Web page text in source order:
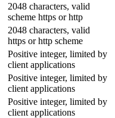
2048 characters, valid
scheme https or http
2048 characters, valid
https or http scheme
Positive integer, limited by
client applications
Positive integer, limited by
client applications
Positive integer, limited by
client applications